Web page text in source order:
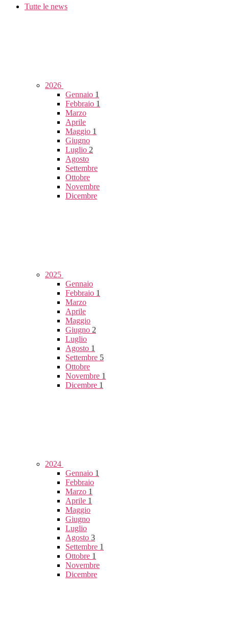
Tutte le news
2026
Gennaio 1
Febbraio 1
Marzo
Aprile
Maggio 1
Giugno
Luglio 2
Agosto
Settembre
Ottobre
Novembre
Dicembre
2025
Gennaio
Febbraio 1
Marzo
Aprile
Maggio
Giugno 2
Luglio
Agosto 1
Settembre 5
Ottobre
Novembre 1
Dicembre 1
2024
Gennaio 1
Febbraio
Marzo 1
Aprile 1
Maggio
Giugno
Luglio
Agosto 3
Settembre 1
Ottobre 1
Novembre
Dicembre